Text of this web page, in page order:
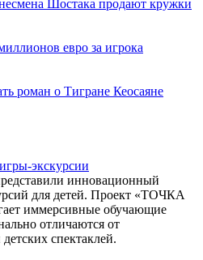
Шостака продают кружки
евро за игрока
роман о Тигране Кеосаяне
экскурсии
инновационный
для детей. Проект «ТОЧКА
иммерсивные обучающие
отличаются от
спектаклей.